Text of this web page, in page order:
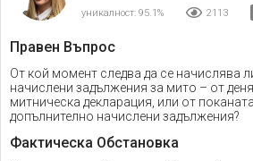
уникалност: 95.1% 2113
Правен Въпрос
От кой момент следва да се начислява
начислени задължения за мито – от
митническа декларация, или от
допълнително начислени задължения?
Фактическа Обстановка